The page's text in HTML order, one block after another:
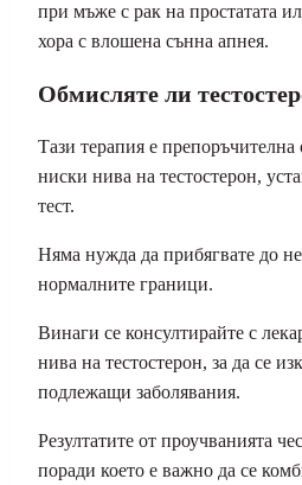
при мъже с рак на простатата
хора с влошена сънна апнея.
Обмисляте ли
Тази терапия е
ниски нива на тестостерон,
тест.
Няма нужда да прибягвате до
нормалните граници.
Винаги се консултирайте с
нива на тестостерон, за да се
подлежащи заболявания.
Резултатите от проучванията
поради което е важно да се